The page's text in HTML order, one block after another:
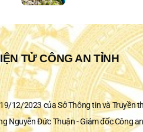
TỬ CÔNG AN TỈNH
12/2023 của Sở Thông tin và Truyền
Nguyễn Đức Thuận - Giám đốc Công